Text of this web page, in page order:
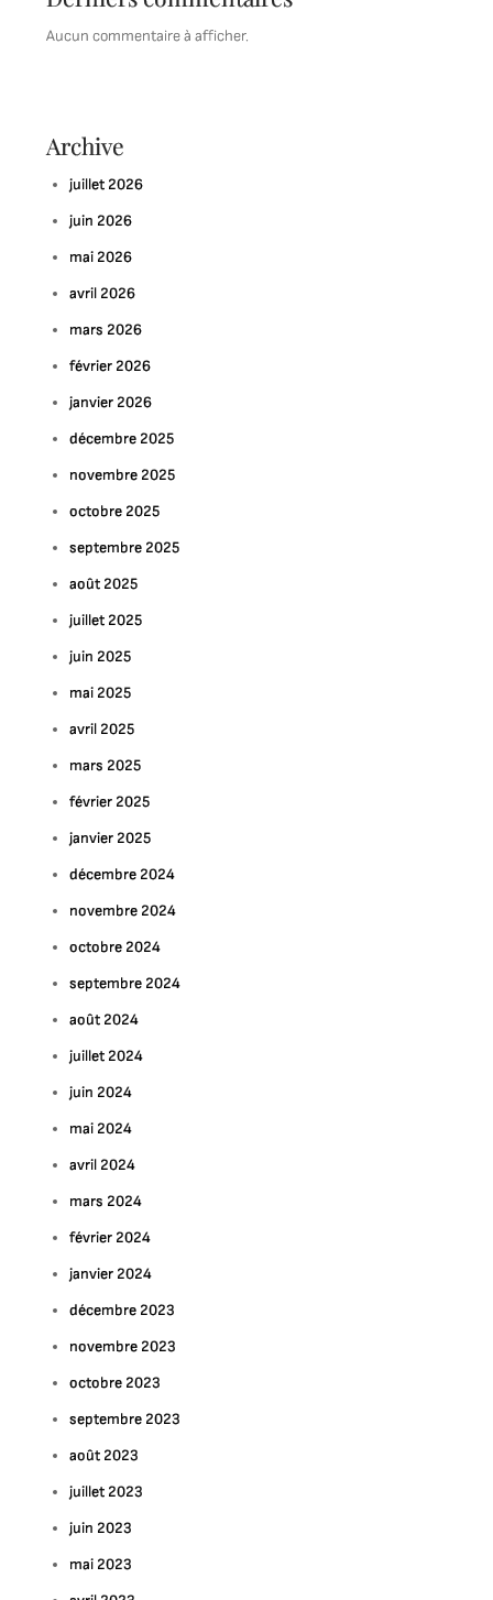
Aucun commentaire à afficher.
Archive
juillet 2026
juin 2026
mai 2026
avril 2026
mars 2026
février 2026
janvier 2026
décembre 2025
novembre 2025
octobre 2025
septembre 2025
août 2025
juillet 2025
juin 2025
mai 2025
avril 2025
mars 2025
février 2025
janvier 2025
décembre 2024
novembre 2024
octobre 2024
septembre 2024
août 2024
juillet 2024
juin 2024
mai 2024
avril 2024
mars 2024
février 2024
janvier 2024
décembre 2023
novembre 2023
octobre 2023
septembre 2023
août 2023
juillet 2023
juin 2023
mai 2023